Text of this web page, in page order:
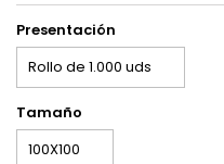
Presentación
Tamaño